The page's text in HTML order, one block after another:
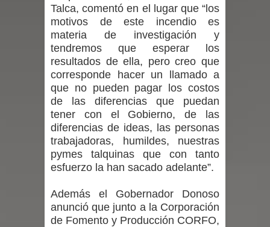
Diputado Jorge Guzmán rechaza
proyecto de interconexión eléctrica
en la alta cordillera del Maule por su
impacto ambiental
INDAP entregó $189 millones en
incentivos a usuarios de PRODESAL
de la provincia de Linares
innovación en tecnología educativa
Talca, comentó en el lugar que “los
motivos de este incendio es
materia de investigación y
tendremos que esperar los
resultados de ella, pero creo que
corresponde hacer un llamado a
que no pueden pagar los costos
de las diferencias que puedan
tener con el Gobierno, de las
diferencias de ideas, las personas
trabajadoras, humildes, nuestras
pymes talquinas que con tanto
esfuerzo la han sacado adelante”.
Además el Gobernador Donoso
anunció que junto a la Corporación
de Fomento y Producción CORFO,